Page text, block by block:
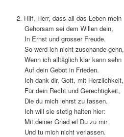
2. Hilf, Herr, dass all das Leben mein
Gehorsam sei dem Willen dein,
In Ernst und grosser Freude.
So werd ich nicht zuschande gehn,
Wenn ich alltäglich klar kann sehn
Auf dein Gebot in Frieden.
Ich dank dir, Gott, mit Herzlichkeit,
Für dein Recht und Gerechtigkeit,
Die du mich lehrst zu fassen.
Ich will sie stetig halten hier:
Mit deiner Gnad eil Du zu mir
Und tu mich nicht verlassen.